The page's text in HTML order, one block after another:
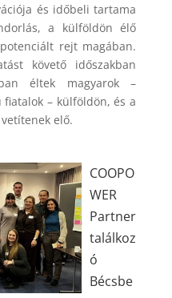
és időbeli tartama
a külföldön élő
rejt magában.
követő időszakban
éltek magyarok –
fiatalok – külföldön, és a
elő.
COOPO
WER
Partner
találkoz
ó
Bécsbe